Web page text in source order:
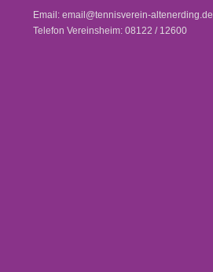
Email: email@tennisverein-altenerding.de
Telefon Vereinsheim: 08122 / 12600